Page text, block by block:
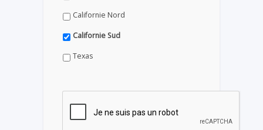
Californie Nord
Californie Sud
Texas